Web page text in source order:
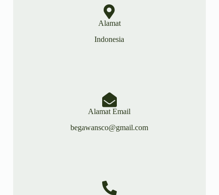
Alamat
Indonesia
Alamat Email
begawansco@gmail.com